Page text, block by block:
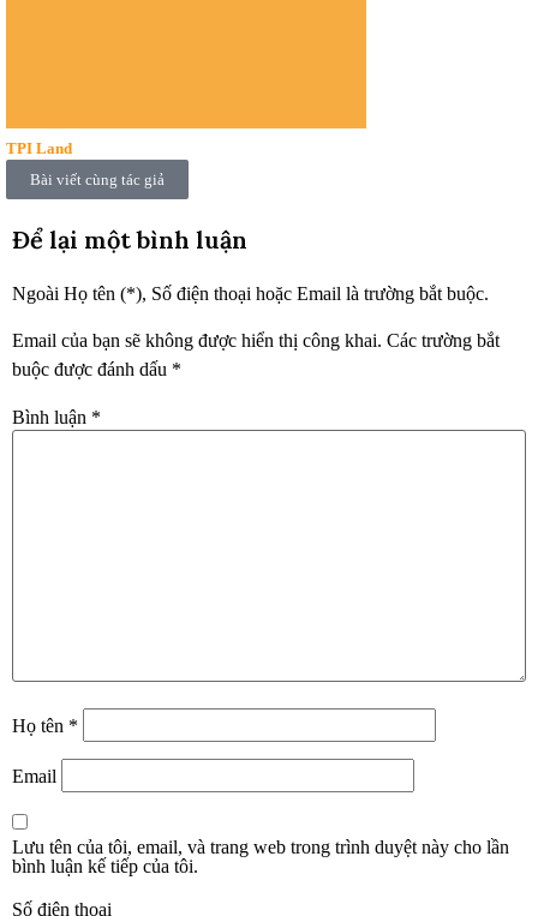
TPI Land
Bài viết cùng tác giả
Để lại một bình luận
Ngoài Họ tên (*), Số điện thoại hoặc Email là trường bắt buộc.
Email của bạn sẽ không được hiển thị công khai. Các trường bắt
buộc được đánh dấu *
Bình luận *
Họ tên *
Email
Lưu tên của tôi, email, và trang web trong trình duyệt này cho lần
bình luận kế tiếp của tôi.
Số điện thoại